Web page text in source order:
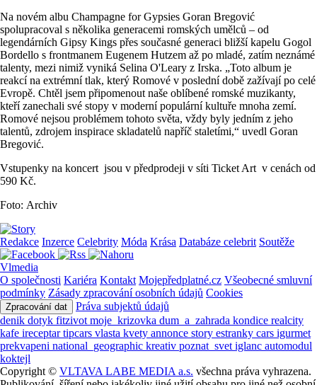
Na novém albu Champagne for Gypsies Goran Bregović
spolupracoval s několika generacemi romských umělců – od
legendárních Gipsy Kings přes současné generaci bližší kapelu Gogol
Bordello s frontmanem Eugenem Hutzem až po mladé, zatím neznámé
talenty, mezi nimiž vyniká Selina O'Leary z Irska. „Toto album je
reakcí na extrémní tlak, který Romové v poslední době zažívají po celé
Evropě. Chtěl jsem připomenout naše oblíbené romské muzikanty,
kteří zanechali své stopy v moderní populární kultuře mnoha zemí.
Romové nejsou problémem tohoto světa, vždy byly jedním z jeho
talentů, zdrojem inspirace skladatelů napříč staletími,“ uvedl Goran
Bregović.
Vstupenky na koncert jsou v předprodeji v síti Ticket Art v cenách od
590 Kč.
Foto: Archiv
Redakce Inzerce Celebrity Móda Krása Databáze celebrit Soutěže
Vlmedia
O společnosti Kariéra Kontakt Mojepředplatné.cz Všeobecné smluvní
podmínky Zásady zpracování osobních údajů Cookies
Zpracování dat
Práva subjektů údajů
denik dotyk fitzivot moje_krizovka dum_a_zahrada kondice realcity
kafe ireceptartipcars vlasta kvety annonce story estranky cars igurmet
prekvapeni national_geographic kreativ poznat_svet iglanc automodul
koktejl
Copyright © VLTAVA LABE MEDIA a.s. všechna práva vyhrazena.